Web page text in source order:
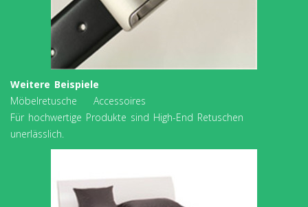
Weitere Beispiele
Möbelretusche Accessoires
Für hochwertige Produkte sind High-End Retuschen
unerlässlich.